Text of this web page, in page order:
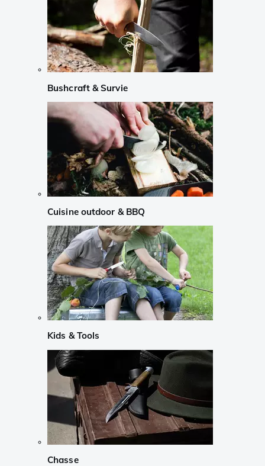
Bushcraft & Survie
Cuisine outdoor & BBQ
Kids & Tools
Chasse